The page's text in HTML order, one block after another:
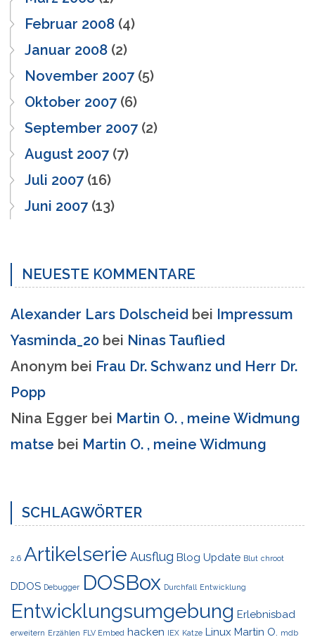
Februar 2008 (4)
Januar 2008 (2)
November 2007(5)
Oktober 2007(6)
September 2007(2)
August 2007(7)
Juli 2007(16)
Juni 2007(13)
NEUESTE KOMMENTARE
Alexander Lars Dolscheid bei Impressum
Yasminda_20 bei Ninas Tauflied
Anonym bei Frau Dr. Schwanz und Herr Dr.
Popp
Nina Egger bei Martin O. , meine Widmung
matse bei Martin O. , meine Widmung
SCHLAGWÖRTER
2.6 Artikelserie Ausflug Blog Update Blut chroot
DDOS Debugger DOSBox Durchfall Entwicklung
Entwicklungsumgebung Erlebnisbad
erweitern Erzählen FLV Embed hacken IEX Katze Linux Martin O. mdb